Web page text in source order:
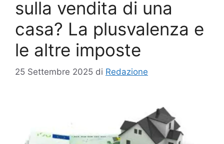
sulla vendita di una
casa? La plusvalenza e
le altre imposte
25 Settembre 2025 di Redazione